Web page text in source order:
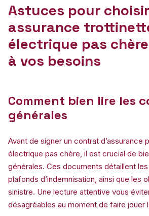
Astuces pour
assurance
électrique pas
à vos besoins
Comment bien lire les
générales
Avant de signer un contrat d’assurance
électrique pas chère, il est crucial de
générales. Ces documents détaillent
plafonds d’indemnisation, ainsi que les
sinistre. Une lecture attentive vous
désagréables au moment de faire jouer